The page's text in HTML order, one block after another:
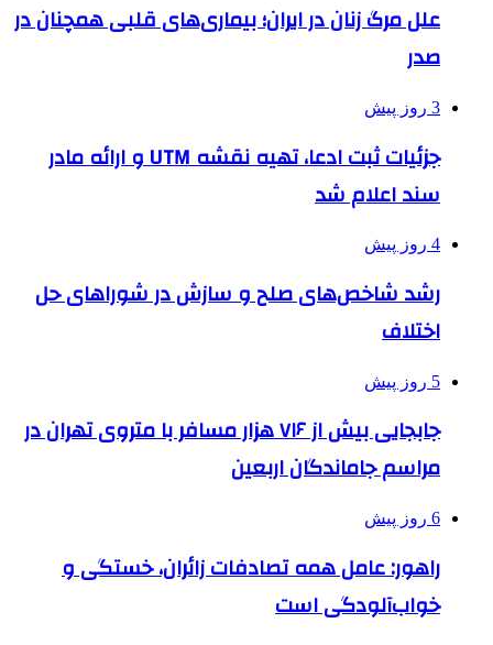
علل مرگ زنان در ایران؛ بیماری‌های قلبی همچنان در
صدر
3 روز پیش
جزئیات ثبت ادعا، تهیه نقشه UTM و ارائه مادر
سند اعلام شد
4 روز پیش
رشد شاخص‌های صلح و سازش در شوراهای حل
اختلاف
5 روز پیش
جابجایی بیش از ۷۱۶ هزار مسافر با متروی تهران در
مراسم جاماندگان اربعین
6 روز پیش
راهور: عامل همه تصادفات زائران، خستگی و
خواب‌آلودگی است